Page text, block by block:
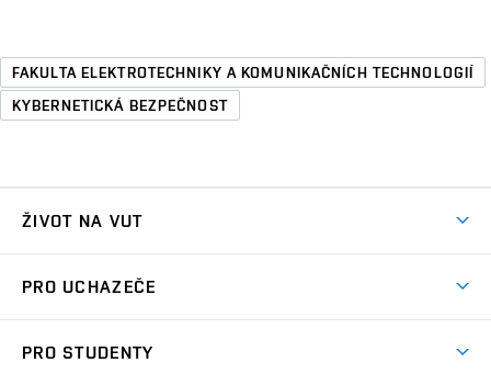
FAKULTA ELEKTROTECHNIKY A KOMUNIKAČNÍCH TECHNOLOGIÍ
KYBERNETICKÁ BEZPEČNOST
ŽIVOT NA VUT
Koleje
PRO UCHAZEČE
PRO STUDENTY